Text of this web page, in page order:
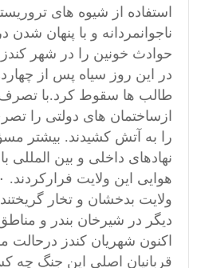
استفاده از شیوه های
ناجوانمردانه و با پنهان
حوادث خونین را در شهر کندز
در این روز سیاه پس از
طالب ها سقوط کرد.با
ازساختمان های دولتی را
را به آتش کشیدند. بیشتر
نهادهای داخلی و بین المللی
دیگر در شیرخان بندر و
اکنون شهريان کندز درحالت
قربانیان اصلی این جنگ چه